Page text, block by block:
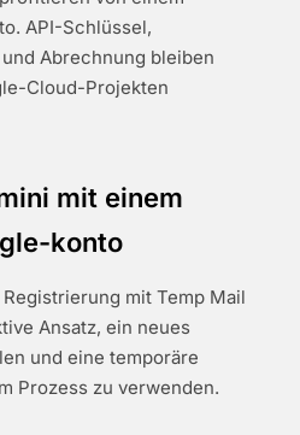
API-Schlüssel,
Abrechnung bleiben
Cloud-Projekten
mit einem
konto
mit Temp Mail
Ansatz, ein neues
und eine temporäre
Prozess zu verwenden.